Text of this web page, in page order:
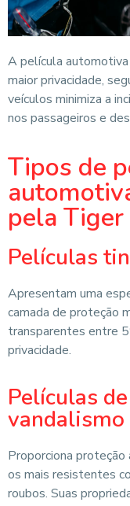
A película automotiva
maior privacidade,
veículos minimiza a
nos passageiros e
Tipos de
pela
Películas
Apresentam uma
camada de proteção
transparentes entre
privacidade.
Películas
vandalismo
Proporciona
os mais resistentes
roubos. Suas